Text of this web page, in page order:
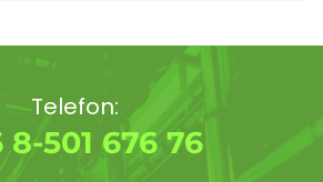
Telefon:
8-501 676 76